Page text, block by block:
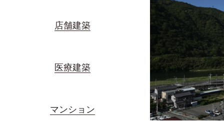
店舗建築
医療建築
マンション